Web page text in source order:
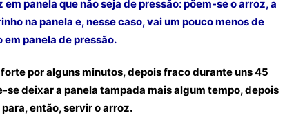
em panela que não seja de pressão: põem-se o arroz, a
na panela e, nesse caso, vai um pouco menos de
panela de pressão.
por alguns minutos, depois fraco durante uns 45
se deixar a panela tampada mais algum tempo, depois
então, servir o arroz.